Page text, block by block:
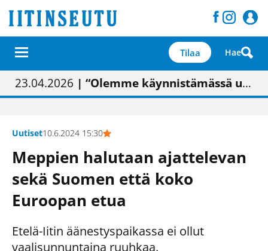
Tilaa Hae
01.02.2026 | Painon vaihtumisen pitäisi näkyä hieman parempana painojäljen laatuna lehdessä
05.02.2026 | Uudistettu kunnantalo on valoisa
23.04.2026 | “Olemme käynnistämässä uudelleen keskustavisiotyön”
09.05.2026| "Maalla on totuttu elämään omavaraisemmin kuin kaupungissa"
Uutiset10.6.2024 15:30
Meppien halutaan ajattelevan
sekä Suomen että koko
Euroopan etua
Etelä-Iitin äänestyspaikassa ei ollut
vaalisunnuntaina ruuhkaa.